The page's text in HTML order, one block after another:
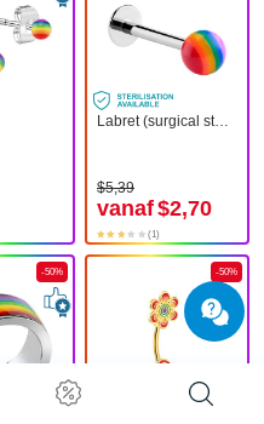
Labret (surgical steel, silver, shiny finish) met Balletje
$5,39
vanaf$2,70
(1)
-50% -50%